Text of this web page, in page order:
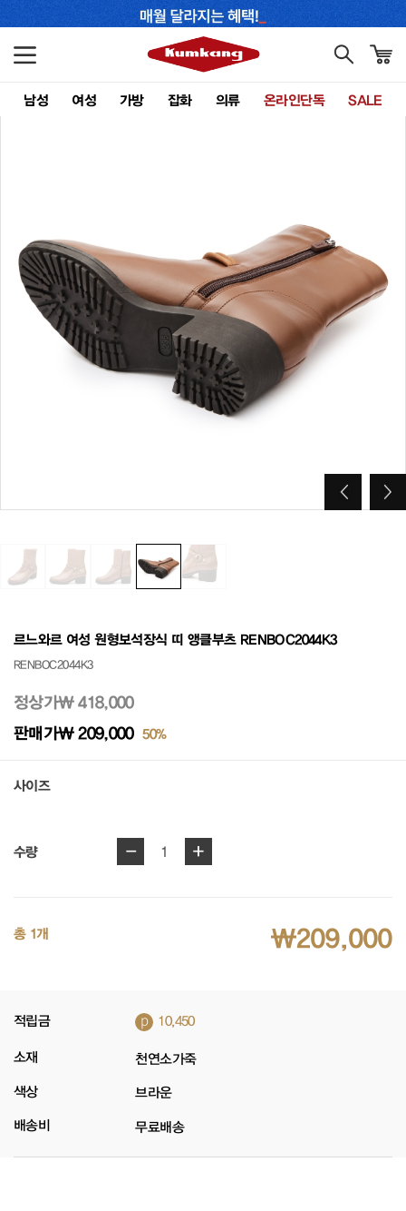
남성 여성 가방 잡화 의류 온라인단독 SALE
르느와르 여성 원형보석장식 띠 앵클부츠 RENBOC2044K3
RENBOC2044K3
정상가₩ 418,000
판매가₩ 209,000 50%
사이즈
수량 - 1 +
총 1개 ₩209,000
적립금 p 10,450
소재 천연소가죽
색상 브라운
배송비 무료배송